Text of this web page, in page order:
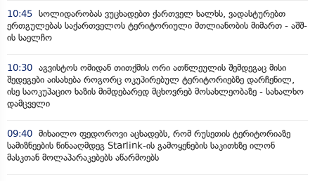
10:45 სოლიდარობას ვუცხადებთ ქართველ ხალხს, ვადასტურებთ
ერთგულებას საქართველოს ტერიტორიული მთლიანობის მიმართ - აშშ-
ის საელჩო
10:30 აგვისტოს ომიდან თითქმის ორი ათწლეულის შემდეგაც მისი
შედეგები აისახება როგორც ოკუპირებულ ტერიტორიებზე დარჩენილ,
ისე საოკუპაციო ხაზის მიმდებარედ მცხოვრებ მოსახლეობაზე - სახალხო
დამცველი
09:40 მიხაილო ფედოროვი აცხადებს, რომ რუსეთის ტერიტორიაზე
სამიზნეების წინააღმდეგ Starlink-ის გამოყენების საკითხზე ილონ
მასკთან მოლაპარაკებებს აწარმოებს